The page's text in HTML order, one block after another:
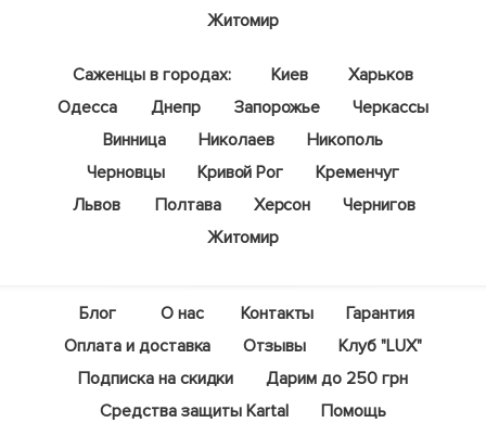
Житомир
Саженцы в городах: Киев
Харьков
Одесса
Днепр Запорожье
Черкассы
Винница
Николаев
Никополь
Черновцы
Кривой Рог
Кременчуг
Львов
Полтава Херсон
Чернигов
Житомир
Блог О нас Контакты
Гарантия
Оплата и доставка
Отзывы
Клуб "LUX"
Подписка на скидки
Дарим до 250 грн
Средства защиты Kartal
Помощь